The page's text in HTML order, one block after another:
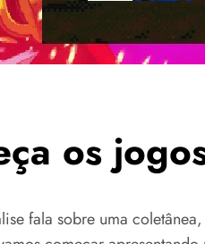
os
fala sobre uma